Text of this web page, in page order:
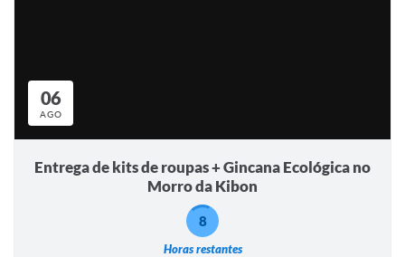
06
AGO
Entrega de kits de roupas + Gincana Ecológica no
Morro da Kibon
Horas restantes
8